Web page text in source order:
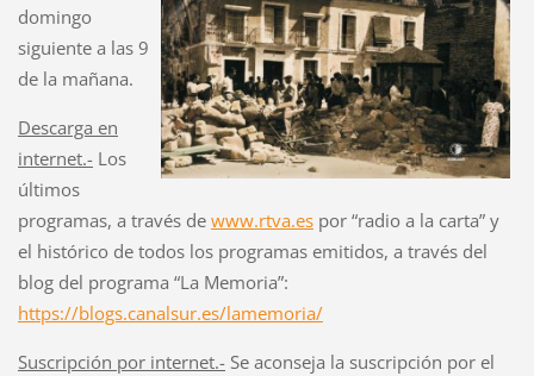
domingo
siguiente a las 9
de la mañana.
Descarga en
internet.-Los
últimos
programas, a través de www.rtva.espor “radio a la carta” y
el histórico de todos los programas emitidos, a través del
blog del programa “La Memoria”:
https://blogs.canalsur.es/lamemoria/
Suscripción por internet.-Se aconseja la suscripción por el